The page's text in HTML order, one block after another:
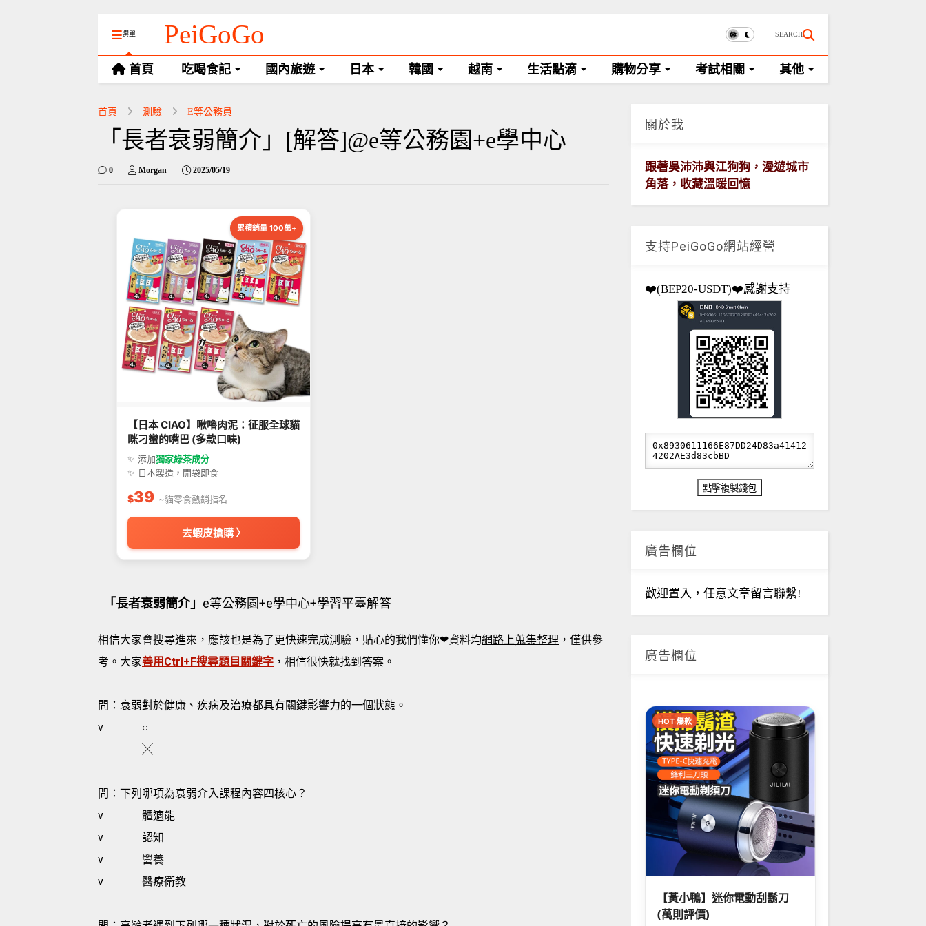
選單 PeiGoGo SEARCH
首頁 吃喝食記 國內旅遊 日本 韓國 越南 生活點滴 購物分享 考試相關 其他
首頁 測驗 E等公務員
「長者衰弱簡介」[解答]@e等公務園+e學中心
0 Morgan 2025/05/19
累積銷量 100萬+
【日本 CIAO】啾嚕肉泥：征服全球貓
咪刁蠻的嘴巴 (多款口味)
✨ 添加獨家綠茶成分
✨ 日本製造，開袋即食
$39 ~貓零食熱銷指名
去蝦皮搶購 〉
「長者衰弱簡介」 e等公務園+e學中心+學習平臺解答
相信大家會搜尋進來，應該也是為了更快速完成測驗，貼心的我們懂你❤資料均網路上蒐集整理 ，僅供參
考。大家善用Ctrl+F搜尋題目關鍵字 ，相信很快就找到答案。
問：衰弱對於健康、疾病及治療都具有關鍵影響力的一個狀態。
v
○
╳
問：下列哪項為衰弱介入課程內容四核心？
v
體適能
v
認知
v
營養
v
醫療衛教
關於我
跟著吳沛沛與江狗狗，漫遊城市
角落，收藏溫暖回憶
支持PeiGoGo網站經營
❤️(BEP20-USDT)❤️感謝支持
廣告欄位
歡迎置入，任意文章留言聯繫!
廣告欄位
HOT 爆款
【黃小鴨】迷你電動刮鬍刀
(萬則評價)